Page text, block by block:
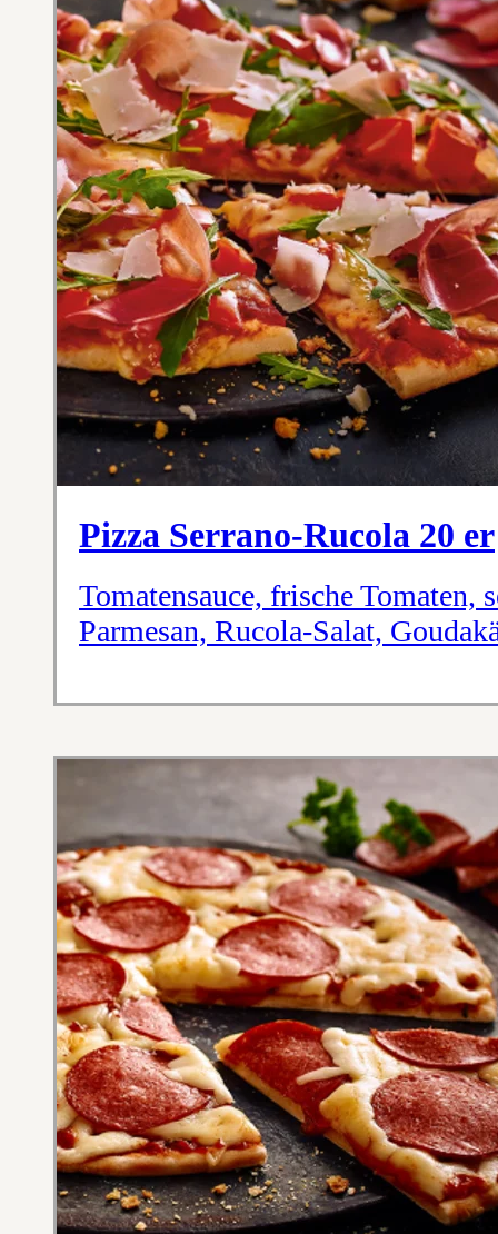
Pizza Serrano-Rucola 20 er
Tomatensauce, frische Tomaten,
Parmesan, Rucola-Salat,